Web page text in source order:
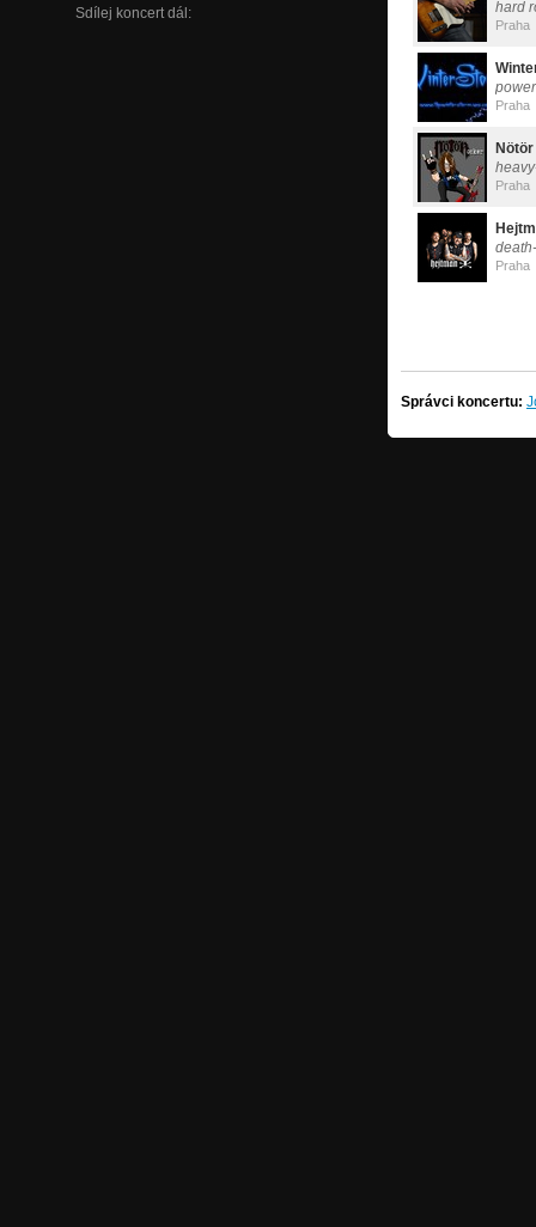
Sdílej koncert dál:
hard
Praha
Praha
Nötör
Praha
Praha
Správci koncertu: